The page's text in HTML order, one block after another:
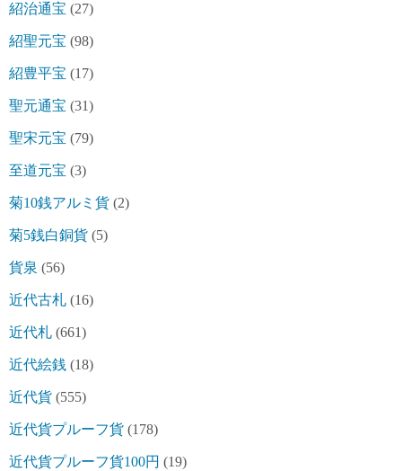
紹治通宝 (27)
紹聖元宝 (98)
紹豊平宝 (17)
聖元通宝 (31)
聖宋元宝 (79)
至道元宝 (3)
菊10銭アルミ貨 (2)
菊5銭白銅貨 (5)
貨泉 (56)
近代古札 (16)
近代札 (661)
近代絵銭 (18)
近代貨 (555)
近代貨プルーフ貨 (178)
近代貨プルーフ貨100円 (19)